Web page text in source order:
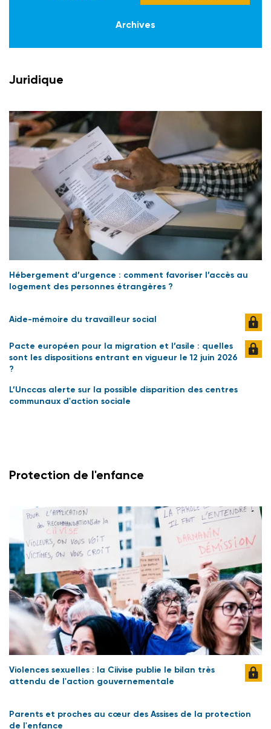
Archives
Juridique
Hébergement d’urgence : comment favoriser l’accès au
logement des personnes étrangères ?
Aide-mémoire du travailleur social
Pacte européen pour la migration et l’asile : quelles
sont les dispositions entrant en vigueur le 12 juin 2026
?
L’Unccas alerte sur la possible disparition des centres
communaux d'action sociale
Protection de l'enfance
Violences sexuelles : la Ciivise publie le bilan très
attendu de l'action gouvernementale
Parents et proches au cœur des Assises de la protection
de l'enfance